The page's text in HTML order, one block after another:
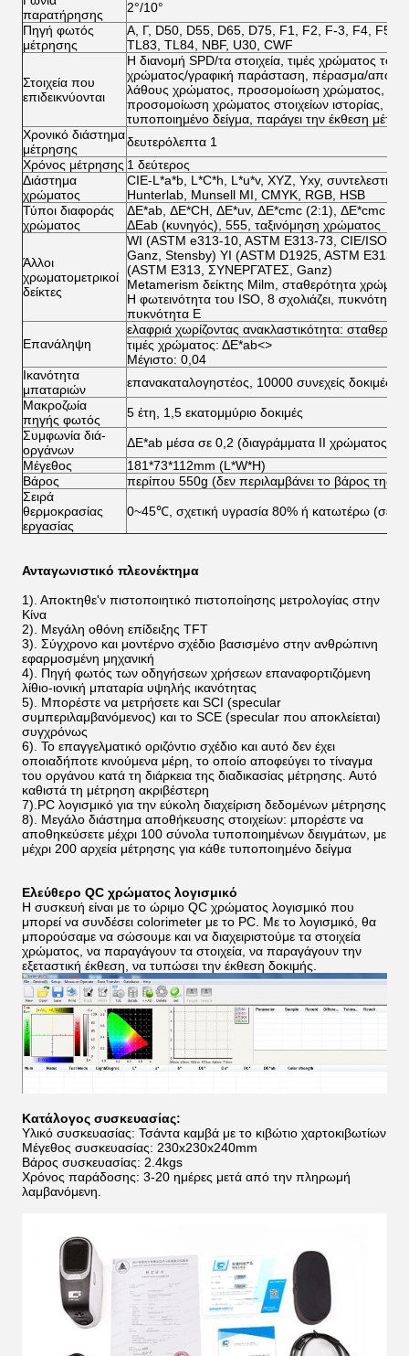
παρατήρησης
2°/10°
Πηγή φωτός
μέτρησης
Α, Γ, D50, D55, D65, D75, F1, F2, F-3, F4, F5,
TL83, TL84, NBF, U30, CWF
Στοιχεία που
επιδεικνύονται
Η διανομή SPD/τα στοιχεία, τιμές χρώματος του
χρώματος/γραφική παράσταση, πέρασμα/
λάθους χρώματος, προσομοίωση χρώματος,
προσομοίωση χρώματος στοιχείων ιστορίας,
τυποποιημένο δείγμα, παράγει την έκθεση
Χρονικό διάστημα
μέτρησης
δευτερόλεπτα 1
Χρόνος μέτρησης 1 δεύτερος
Διάστημα
χρώματος
CIE-L*a*b, L*C*h, L*u*v, XYZ, Yxy, συντελεστής
Hunterlab, Munsell MI, CMYK, RGB, HSB
Τύποι διαφοράς
χρώματος
ΔE*ab, ΔE*CH, ΔE*uv, ΔE*cmc (2:1), ΔE*cmc
ΔEab (κυνηγός), 555, ταξινόμηση χρώματος
Άλλοι
χρωματομετρικοί
δείκτες
WI (ASTM e313-10, ASTM E313-73, CIE/ISO,
Ganz, Stensby) YI (ASTM D1925, ASTM E313-
(ASTM E313, ΣΥΝΕΡΓΆΤΕΣ, Ganz)
Metamerism δείκτης Milm, σταθερότητα
Η φωτεινότητα του ISO, 8 σχολιάζει,
πυκνότητα Ε
Επανάληψη
ελαφριά χωρίζοντας ανακλαστικότητα: σταθερή
τιμές χρώματος: ΔE*ab<>
Μέγιστο: 0,04
Ικανότητα
μπαταριών
επανακαταλογηστέος, 10000 συνεχείς δοκιμές,
Μακροζωία
πηγής φωτός
5 έτη, 1,5 εκατομμύριο δοκιμές
Συμφωνία διά-
οργάνων
ΔE*ab μέσα σε 0,2 (διαγράμματα ΙΙ χρώματος
Μέγεθος
181*73*112mm (L*W*H)
Βάρος
περίπου 550g (δεν περιλαμβάνει το βάρος της
Σειρά
θερμοκρασίας
εργασίας
0~45℃, σχετική υγρασία 80% ή κατωτέρω (σε
Ανταγωνιστικό πλεονέκτημα
1). Αποκτηθε'ν πιστοποιητικό πιστοποίησης μετρολογίας στην
Κίνα
2). Μεγάλη οθόνη επίδειξης TFT
3). Σύγχρονο και μοντέρνο σχέδιο βασισμένο στην ανθρώπινη
εφαρμοσμένη μηχανική
4). Πηγή φωτός των οδηγήσεων χρήσεων επαναφορτιζόμενη
λίθιο-ιονική μπαταρία υψηλής ικανότητας
5). Μπορέστε να μετρήσετε και SCI (specular
συμπεριλαμβανόμενος) και το SCE (specular που αποκλείεται)
συγχρόνως
6). Το επαγγελματικό οριζόντιο σχέδιο και αυτό δεν έχει
οποιαδήποτε κινούμενα μέρη, το οποίο αποφεύγει το τίναγμα
του οργάνου κατά τη διάρκεια της διαδικασίας μέτρησης. Αυτό
καθιστά τη μέτρηση ακριβέστερη
7).PC λογισμικό για την εύκολη διαχείριση δεδομένων μέτρησης
8). Μεγάλο διάστημα αποθήκευσης στοιχείων: μπορέστε να
αποθηκεύσετε μέχρι 100 σύνολα τυποποιημένων δειγμάτων, με
μέχρι 200 αρχεία μέτρησης για κάθε τυποποιημένο δείγμα
Ελεύθερο QC χρώματος λογισμικό
Η συσκευή είναι με το ώριμο QC χρώματος λογισμικό που
μπορεί να συνδέσει colorimeter με το PC. Με το λογισμικό, θα
μπορούσαμε να σώσουμε και να διαχειριστούμε τα στοιχεία
χρώματος, να παραγάγουν τα στοιχεία, να παραγάγουν την
εξεταστική έκθεση, να τυπώσει την έκθεση δοκιμής.
Κατάλογος συσκευασίας:
Υλικό συσκευασίας: Τσάντα καμβά με το κιβώτιο χαρτοκιβωτίων
Μέγεθος συσκευασίας: 230x230x240mm
Βάρος συσκευασίας: 2.4kgs
Χρόνος παράδοσης: 3-20 ημέρες μετά από την πληρωμή
λαμβανόμενη.